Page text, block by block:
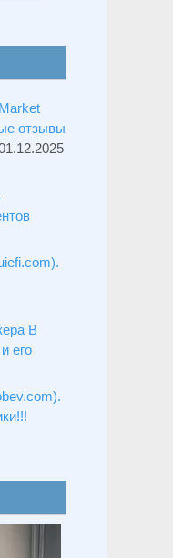
отзывы
B
его